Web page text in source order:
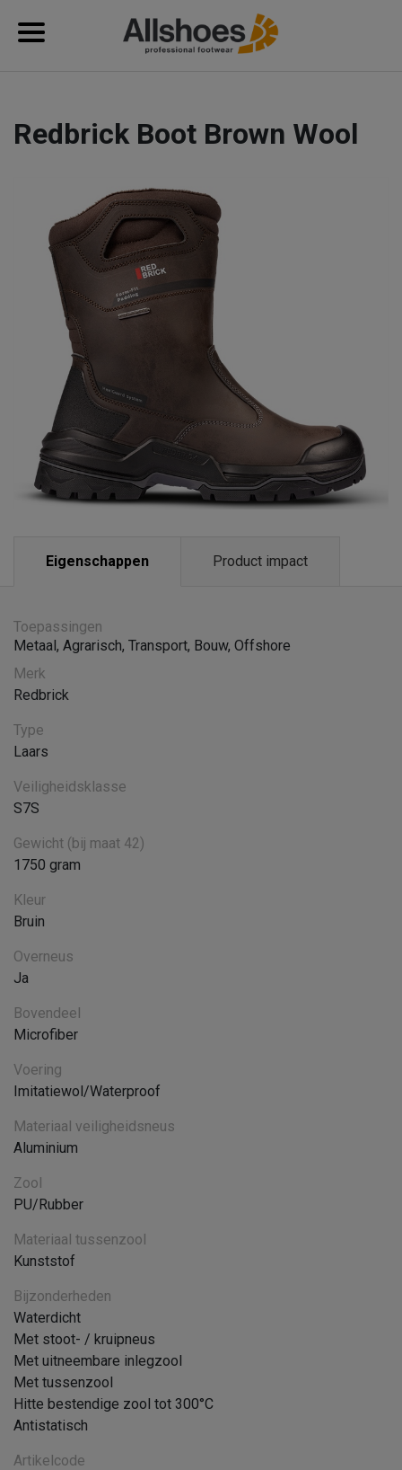
Redbrick Boot Brown Wool
Eigenschappen Product impact
Toepassingen
Metaal, Agrarisch, Transport, Bouw, Offshore
Merk
Redbrick
Type
Laars
Veiligheidsklasse
S7S
Gewicht (bij maat 42)
1750 gram
Kleur
Bruin
Overneus
Ja
Bovendeel
Microfiber
Voering
Imitatiewol/Waterproof
Materiaal veiligheidsneus
Aluminium
Zool
PU/Rubber
Materiaal tussenzool
Kunststof
Bijzonderheden
Waterdicht
Met stoot- / kruipneus
Met uitneembare inlegzool
Met tussenzool
Hitte bestendige zool tot 300°C
Antistatisch
Artikelcode